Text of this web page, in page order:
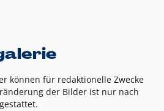
können für redaktionelle Zwecke
der Bilder ist nur nach